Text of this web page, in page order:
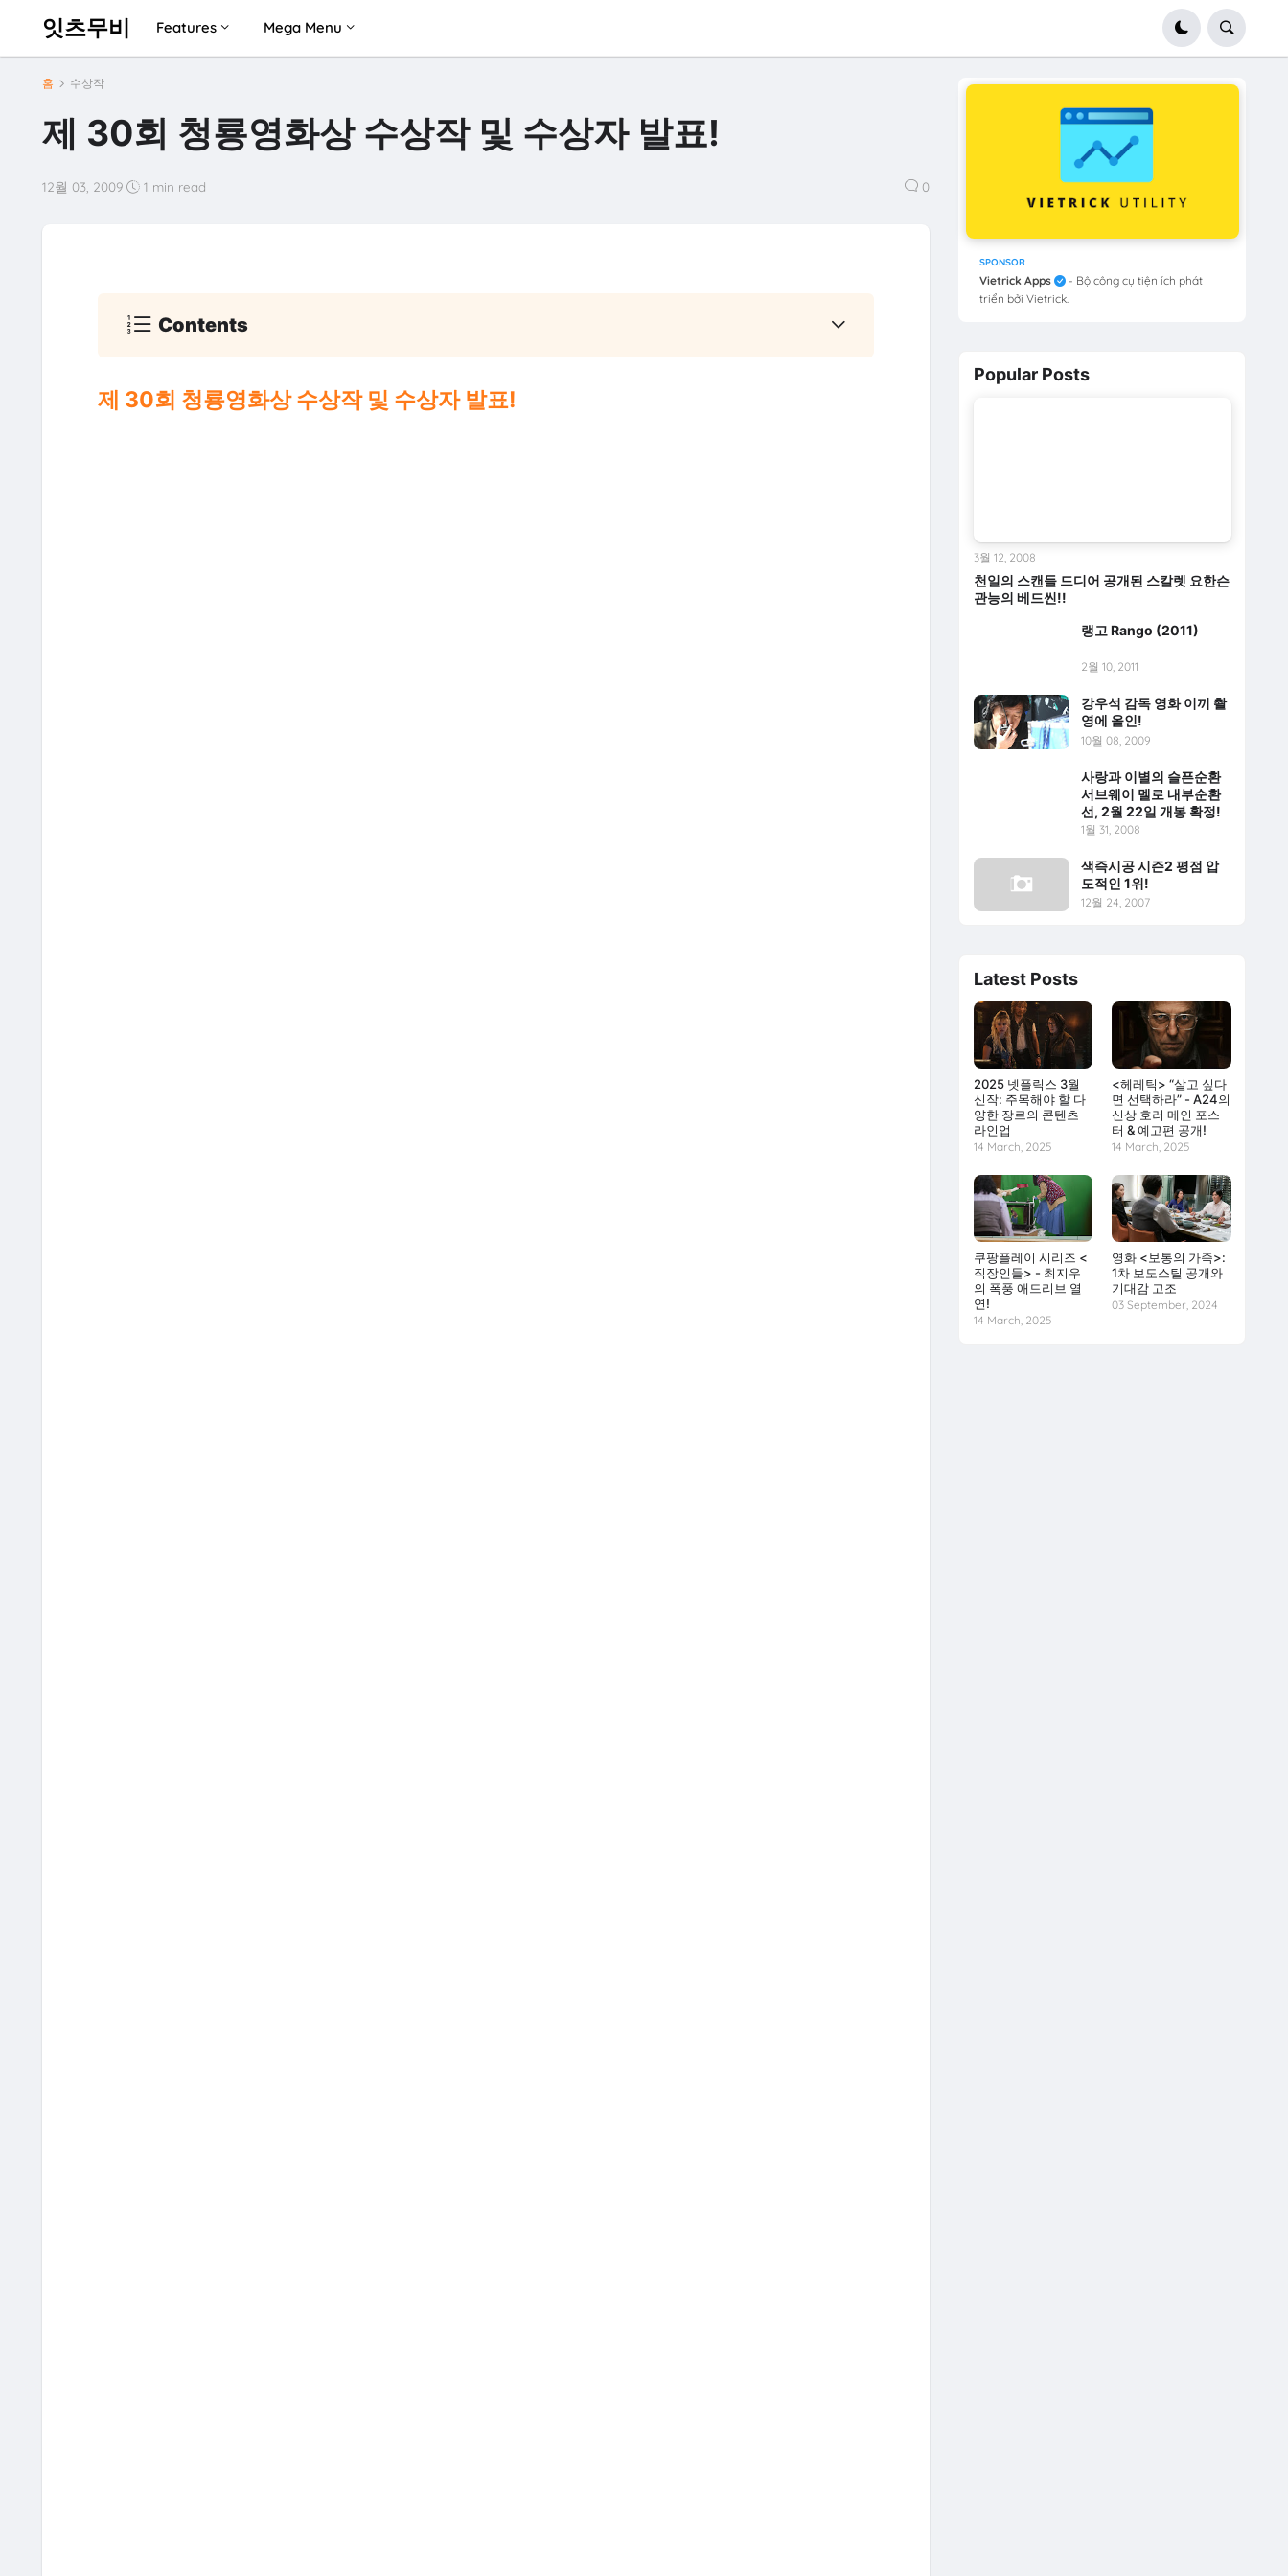
잇츠무비 Features Mega Menu
홈 수상작
제 30회 청룡영화상 수상작 및 수상자 발표!
12월 03, 2009 1 min read 0
Contents
제 30회 청룡영화상 수상작 및 수상자 발표!
SPONSOR
Vietrick Apps
- Bộ công cụ tiện ích phát
triển bởi Vietrick.
Popular Posts
천일의 스캔들 드디어 공개된 스칼렛 요한슨
관능의 베드씬!!
3월 12, 2008
랭고 Rango (2011)
2월 10, 2011
강우석 감독 영화 이끼 촬
영에 올인!
10월 08, 2009
사랑과 이별의 슬픈순환
서브웨이 멜로 내부순환
선, 2월 22일 개봉 확정!
1월 31, 2008
색즉시공 시즌2 평점 압
도적인 1위!
12월 24, 2007
Latest Posts
2025 넷플릭스 3월
신작: 주목해야 할 다
양한 장르의 콘텐츠
라인업
14 March, 2025
<헤레틱> “살고 싶다
면 선택하라” - A24의
신상 호러 메인 포스
터 & 예고편 공개!
14 March, 2025
쿠팡플레이 시리즈 <
직장인들> - 최지우
의 폭풍 애드리브 열
연!
14 March, 2025
영화 <보통의 가족>:
1차 보도스틸 공개와
기대감 고조
03 September, 2024